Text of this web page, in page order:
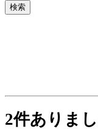
2件ありまし